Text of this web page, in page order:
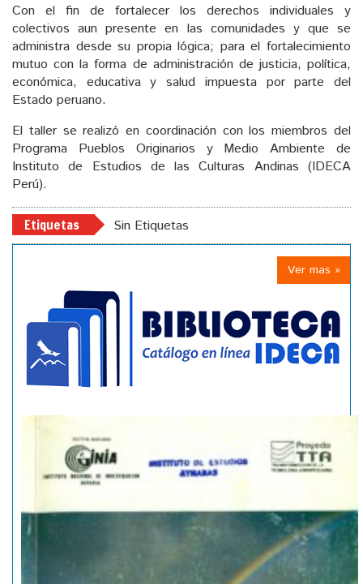
Con el fin de fortalecer los derechos individuales y
colectivos aun presente en las comunidades y que se
administra desde su propia lógica; para el fortalecimiento
mutuo con la forma de administración de justicia, política,
económica, educativa y salud impuesta por parte del
Estado peruano.
El taller se realizó en coordinación con los miembros del
Programa Pueblos Originarios y Medio Ambiente de
Instituto de Estudios de las Culturas Andinas (IDECA
Perú).
Etiquetas Sin Etiquetas
Ver mas »